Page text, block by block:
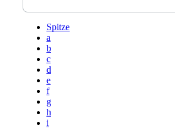
Spitze
a
b
c
d
e
f
g
h
i